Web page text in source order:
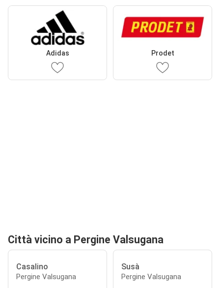
Adidas Prodet
Città vicino a Pergine Valsugana
Casalino
Pergine Valsugana
Susà
Pergine Valsugana